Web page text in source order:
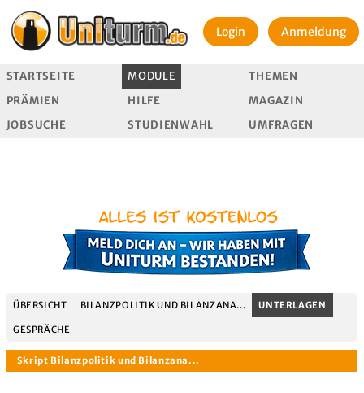
Login Anmeldung
STARTSEITE MODULE
THEMEN
PRÄMIEN
HILFE
MAGAZIN
JOBSUCHE
STUDIENWAHL UMFRAGEN
ÜBERSICHT BILANZPOLITIK UND BILANZANA... UNTERLAGEN
GESPRÄCHE